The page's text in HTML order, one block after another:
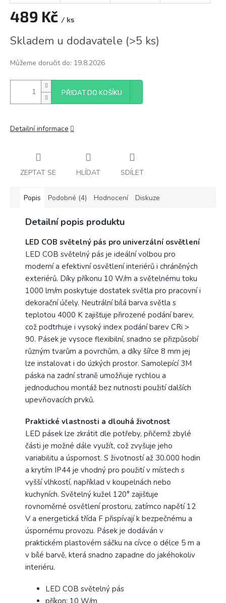
489 Kč / ks
cena:
Skladem u dodavatele (>5 ks)
Můžeme doručit do: 19.8.2026
PŘIDAT DO KOŠÍKU
Detailní informace
ZEPTAT SE HLÍDAT SDÍLET
Popis Podobné (4) Hodnocení Diskuze
Detailní popis produktu
LED COB světelný pás pro univerzální osvětlení
LED COB světelný pás je ideální volbou pro
moderní a efektivní osvětlení interiérů i chráněných
exteriérů. Díky příkonu 10 W/m a světelnému toku
1000 lm/m poskytuje dostatek světla pro pracovní i
dekorační účely. Neutrální bílá barva světla s
teplotou 4000 K zajišťuje přirozené podání barev,
což podtrhuje i vysoký index podání barev CRi >
90. Pásek je vysoce flexibilní, snadno se přizpůsobí
různým tvarům a povrchům, a díky šířce 8 mm jej
lze instalovat i do úzkých prostor. Samolepící 3M
páska na zadní straně umožňuje rychlou a
jednoduchou montáž bez nutnosti použití dalších
upevňovacích prvků.
Praktické vlastnosti a dlouhá životnost
LED pásek lze zkrátit dle potřeby, přičemž zbylé
části je možné dále využít, což zvyšuje jeho
variabilitu a úspornost. S životností až 30.000 hodin
a krytím IP44 je vhodný pro použití v místech s
vyšší vlhkostí, například v koupelnách nebo
kuchyních. Světelný kužel 120° zajišťuje
rovnoměrné osvětlení prostoru, zatímco napětí 12
V a energetická třída F přispívají k bezpečnému a
úspornému provozu. Pásek je dodáván v
praktickém plastovém sáčku na cívce o délce 5 m a
v bílé barvě, která snadno zapadne do jakéhokoliv
interiéru.
LED COB světelný pás
příkon: 10 W/m